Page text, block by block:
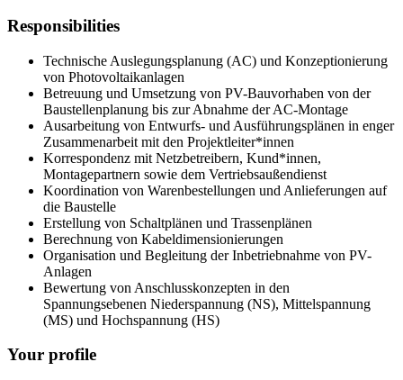
Responsibilities
Technische Auslegungsplanung (AC) und Konzeptionierung
von Photovoltaikanlagen
Betreuung und Umsetzung von PV-Bauvorhaben von der
Baustellenplanung bis zur Abnahme der AC-Montage
Ausarbeitung von Entwurfs- und Ausführungsplänen in enger
Zusammenarbeit mit den Projektleiter*innen
Korrespondenz mit Netzbetreibern, Kund*innen,
Montagepartnern sowie dem Vertriebsaußendienst
Koordination von Warenbestellungen und Anlieferungen auf
die Baustelle
Erstellung von Schaltplänen und Trassenplänen
Berechnung von Kabeldimensionierungen
Organisation und Begleitung der Inbetriebnahme von PV-
Anlagen
Bewertung von Anschlusskonzepten in den
Spannungsebenen Niederspannung (NS), Mittelspannung
(MS) und Hochspannung (HS)
Your profile